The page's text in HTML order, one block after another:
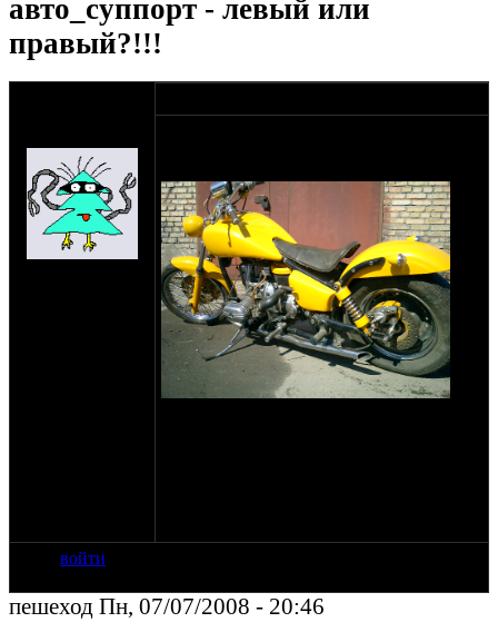
авто_суппорт - левый или
правый?!!!
войти
пешеход Пн, 07/07/2008 - 20:46